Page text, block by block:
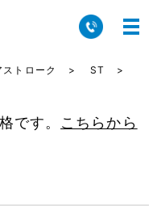
トローク
ST
です。 こちらから